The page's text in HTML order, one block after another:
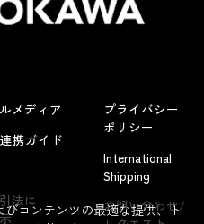
よくあるお問い合わせ
メディア
携ガイド
法に
プライバシー
ポリシー
International
Shipping
お問い合わせ/
コンテンツの最適な提供、ト